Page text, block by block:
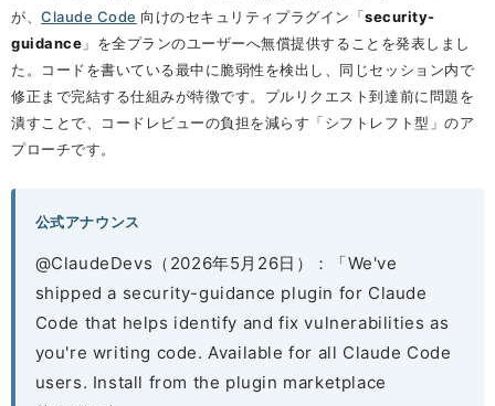
が、Claude Code 向けのセキュリティプラグイン「security-
guidance 」を全プランのユーザーへ無償提供することを発表しまし
た。コードを書いている最中に脆弱性を検出し、同じセッション内で
修正まで完結する仕組みが特徴です。プルリクエスト到達前に問題を
潰すことで、コードレビューの負担を減らす「シフトレフト型」のア
プローチです。
公式アナウンス
@ClaudeDevs（2026年5月26日）：「We've
shipped a security-guidance plugin for Claude
Code that helps identify and fix vulnerabilities as
you're writing code. Available for all Claude Code
users. Install from the plugin marketplace